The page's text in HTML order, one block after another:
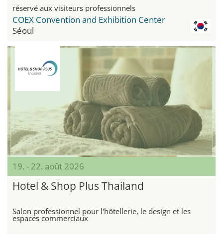
réservé aux visiteurs professionnels
COEX Convention and Exhibition Center
Séoul
19. - 22. août 2026
Hotel & Shop Plus Thailand
Salon professionnel pour l'hôtellerie, le design et les
espaces commerciaux